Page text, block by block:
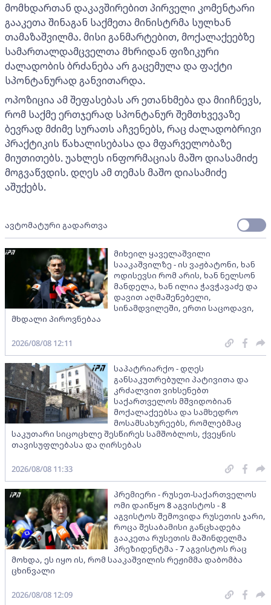
მომხდართან დაკავშირებით პირველი კომენტარი
გააკეთა შინაგან საქმეთა მინისტრმა სულხან
თამაზაშვილმა. მისი განმარტებით, მოქალაქეებზე
სამართალდამცველთა მხრიდან ფიზიკური
ძალადობის ბრძანება არ გაცემულა და ფაქტი
სპონტანურად განვითარდა.
ოპოზიცია ამ შეფასებას არ ეთანხმება და მიიჩნევს,
რომ საქმე ერთჯერად სპონტანურ შემთხვევაზე
ბევრად მძიმე სურათს აჩვენებს, რაც ძალადობრივი
პრაქტიკის წახალისებასა და მფარველობაზე
მიუთითებს. უახლეს ინფორმაციას მაშო დიასამიძე
მოგვაწვდის. დღეს ამ თემას მაშო დიასამიძე
აშუქებს.
ავტომატური გადართვა
მიხეილ ყაველაშვილი
სააკაშვილზე - ის ვაჟბატონი, ხან
ოდისევსი რომ არის, ხან ნელსონ
მანდელა, ხან ილია ჭავჭავაძე და
დავით აღმაშენებელი,
სინამდვილეში, ერთი საცოდავი,
მხდალი პიროვნებაა
2026/08/08 12:11
საპატრიარქო - დღეს
განსაკუთრებული პატივითა და
კრძალვით ვიხსენებთ
საქართველოს მშვიდობიან
მოქალაქეებსა და სამხედრო
მოსამსახურეებს, რომლებმაც
საკუთარი სიცოცხლე შესწირეს სამშობლოს, ქვეყნის
თავისუფლებასა და ღირსებას
2026/08/08 11:33
პრემიერი - რუსეთ-საქართველოს
ომი დაიწყო 8 აგვისტოს - 8
აგვისტოს შემოვიდა რუსეთის ჯარი,
როცა შესაბამისი განცხადება
გააკეთა რუსეთის მაშინდელმა
პრეზიდენტმა - 7 აგვისტოს რაც
მოხდა, ეს იყო ის, რომ სააკაშვილის რეჟიმმა დაბომბა
ცხინვალი
2026/08/08 12:09